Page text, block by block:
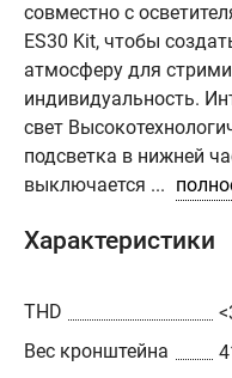
совместно с
ES30 Kit, чтобы
атмосферу для
индивидуальность.
свет
подсветка в нижней
выключается ...
Характеристики
THD
Вес кронштейна